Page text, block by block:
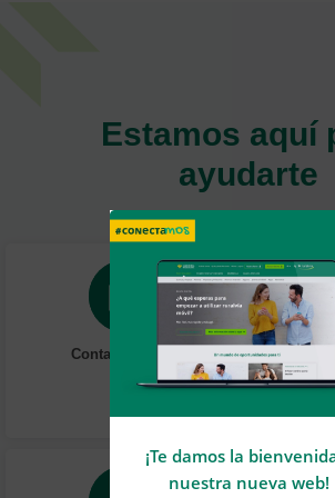
Estamos aquí
ayudarte
Contacta online
¡Te damos la
nuestra nueva web!